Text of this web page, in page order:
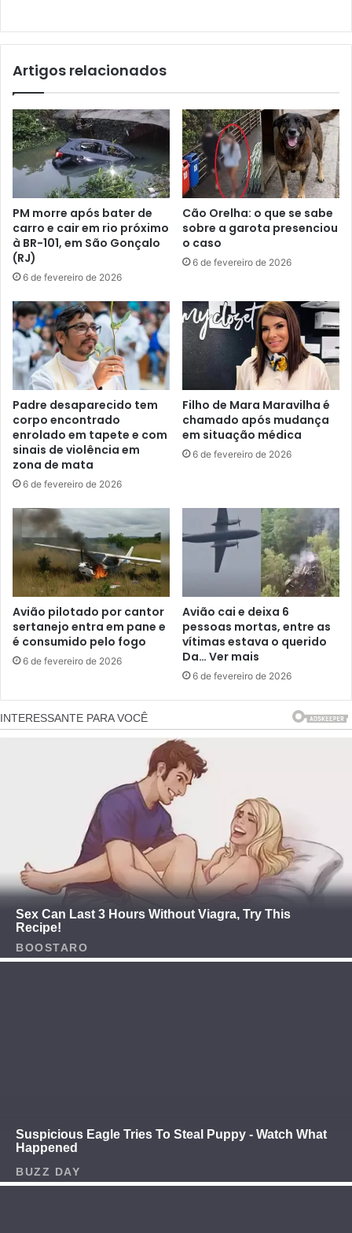
Artigos relacionados
PM morre após bater de
carro e cair em rio próximo
à BR-101, em São Gonçalo
(RJ)
6 de fevereiro de 2026
Cão Orelha: o que se sabe
sobre a garota presenciou
o caso
6 de fevereiro de 2026
Padre desaparecido tem
corpo encontrado
enrolado em tapete e com
sinais de violência em
zona de mata
6 de fevereiro de 2026
Filho de Mara Maravilha é
chamado após mudança
em situação médica
6 de fevereiro de 2026
Avião pilotado por cantor
sertanejo entra em pane e
é consumido pelo fogo
6 de fevereiro de 2026
Avião cai e deixa 6
pessoas mortas, entre as
vítimas estava o querido
Da… Ver mais
6 de fevereiro de 2026